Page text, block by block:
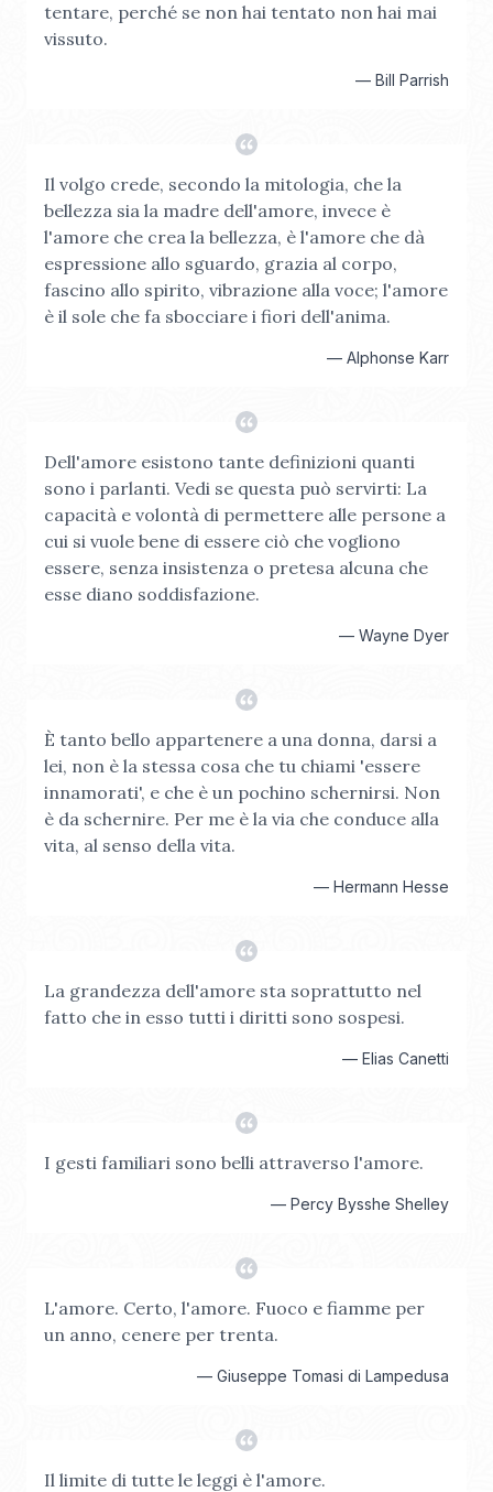
tentare, perché se non hai tentato non hai mai
vissuto.
— Bill Parrish
Il volgo crede, secondo la mitologia, che la
bellezza sia la madre dell'amore, invece è
l'amore che crea la bellezza, è l'amore che dà
espressione allo sguardo, grazia al corpo,
fascino allo spirito, vibrazione alla voce; l'amore
è il sole che fa sbocciare i fiori dell'anima.
— Alphonse Karr
Dell'amore esistono tante definizioni quanti
sono i parlanti. Vedi se questa può servirti: La
capacità e volontà di permettere alle persone a
cui si vuole bene di essere ciò che vogliono
essere, senza insistenza o pretesa alcuna che
esse diano soddisfazione.
— Wayne Dyer
È tanto bello appartenere a una donna, darsi a
lei, non è la stessa cosa che tu chiami 'essere
innamorati', e che è un pochino schernirsi. Non
è da schernire. Per me è la via che conduce alla
vita, al senso della vita.
— Hermann Hesse
La grandezza dell'amore sta soprattutto nel
fatto che in esso tutti i diritti sono sospesi.
— Elias Canetti
I gesti familiari sono belli attraverso l'amore.
— Percy Bysshe Shelley
L'amore. Certo, l'amore. Fuoco e fiamme per
un anno, cenere per trenta.
— Giuseppe Tomasi di Lampedusa
Il limite di tutte le leggi è l'amore.